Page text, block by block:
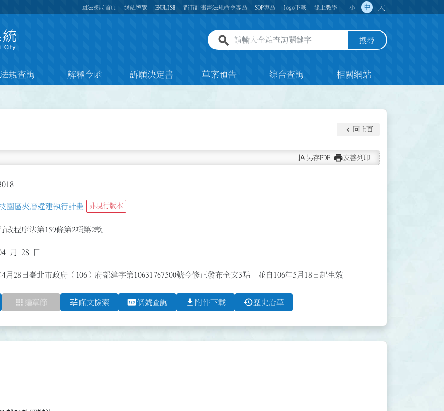
回法務局首頁 網站導覽 ENGLISH 都市計畫書法規命令專區 SOP專區 logo下載 線上教學 小 中 大
全站查詢關鍵字欄位 搜尋
法規查詢 解釋令函 訴願決定書 草案預告 綜合查詢 相關網站
keyboard_arrow_left 回上頁
text_rotate_vertical 另存PDF print友善列印
園區夾層違建執行計畫 非現行版本
政程序法第159條第2項第2款
月 28 日
4月28日臺北市政府（106）府都建字第10631767500號令修正發布全文3點；並自106年5月18日起生效
apps 編章節 tune條文檢索 pin條號查詢 file_download 附件下載 history歷史沿革